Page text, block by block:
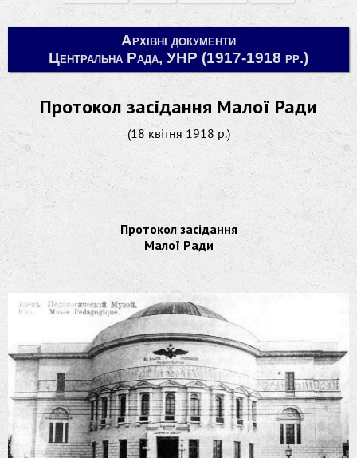
Архівні документи
Центральна Рада, УНР (1917-1918 рр.)
Протокол засідання Малої Ради
(18 квітня 1918 р.)
_______________________
Протокол засідання
Малої Ради